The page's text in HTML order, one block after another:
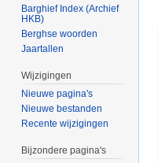
Barghief Index (Archief
HKB)
Berghse woorden
Jaartallen
Wijzigingen
Nieuwe pagina's
Nieuwe bestanden
Recente wijzigingen
Bijzondere pagina's